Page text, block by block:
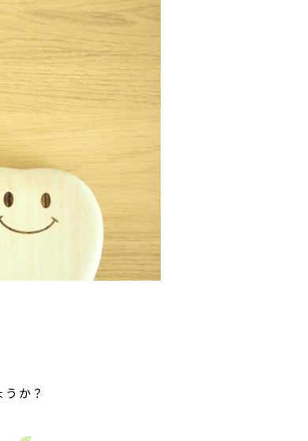
か？